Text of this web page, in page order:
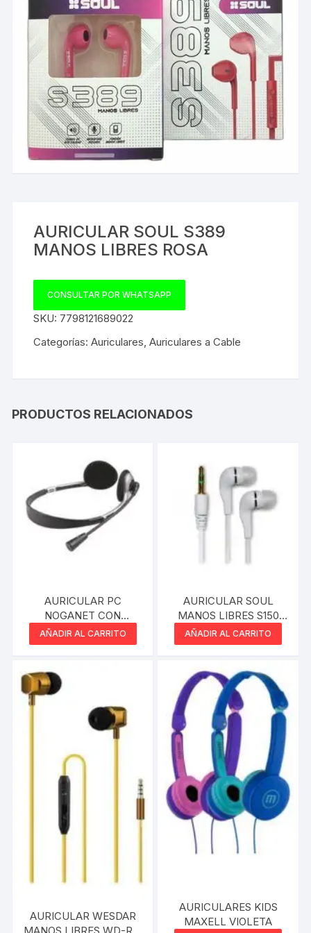
AURICULAR SOUL S389
MANOS LIBRES ROSA
CONSULTAR POR WHATSAPP
SKU: 7798121689022
Categorías:Auriculares,Auriculares a Cable
PRODUCTOS RELACIONADOS
AURICULAR PC
NOGANET CON
MICROFONO MIC-119
AÑADIR AL CARRITO
AURICULAR SOUL
MANOS LIBRES S150
AZUL
AÑADIR AL CARRITO
AURICULAR WESDAR
AURICULARES KIDS
MAXELL VIOLETA